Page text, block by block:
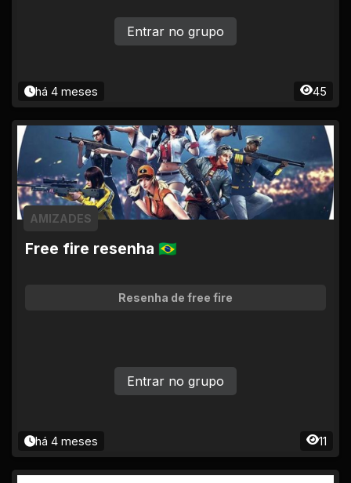
há 4 meses 45
Entrar no grupo
Free fire resenha 🇧🇷
AMIZADES
Resenha de free fire
há 4 meses 11
Entrar no grupo